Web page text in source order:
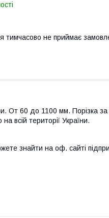
тимчасово не приймає
От 60 до 1100 мм. Порізка
всій території України.
знайти на оф. сайті